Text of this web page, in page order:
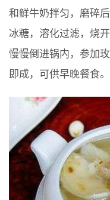
和鲜牛奶拌匀，磨碎
冰糖，溶化过滤，烧
慢慢倒进锅内，参加
即成，可供早晚餐食。